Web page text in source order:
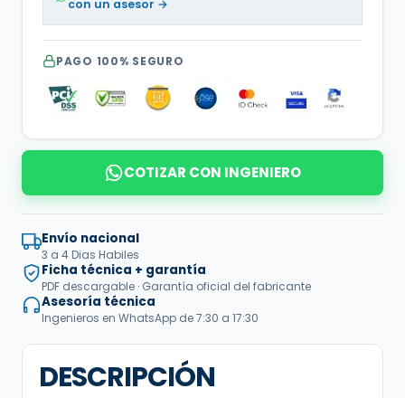
con un asesor →
PAGO 100% SEGURO
COTIZAR CON INGENIERO
Envío nacional
3 a 4 Dias Habiles
Ficha técnica + garantía
PDF descargable · Garantía oficial del fabricante
Asesoría técnica
Ingenieros en WhatsApp de 7:30 a 17:30
DESCRIPCIÓN